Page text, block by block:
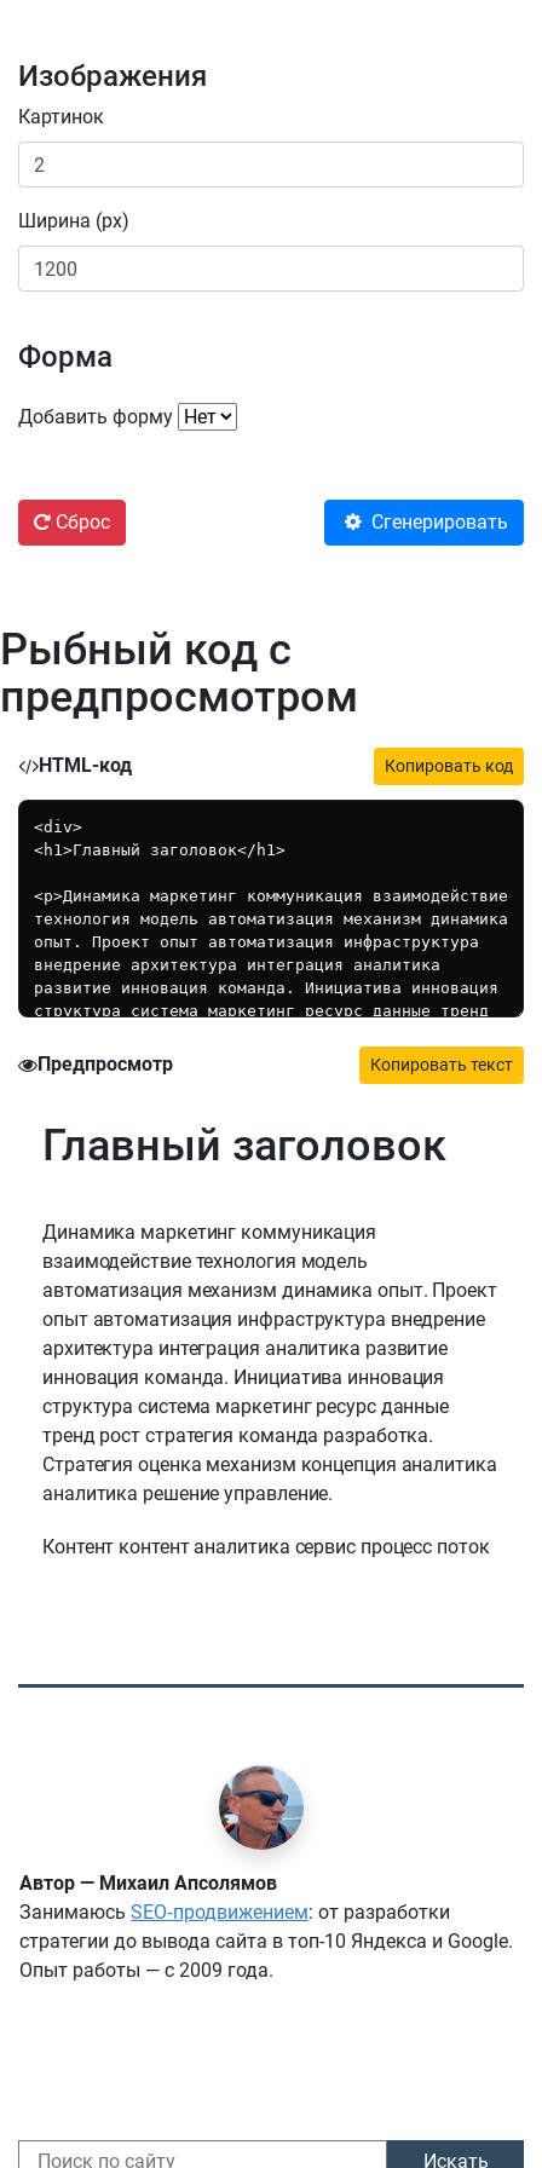
Изображения
Картинок
Ширина (px)
Форма
Добавить форму
Сброс Сгенерировать
Рыбный код с
предпросмотром
HTML-код Копировать код
Предпросмотр Копировать текст
Главный заголовок
Динамика маркетинг коммуникация
взаимодействие технология модель
автоматизация механизм динамика опыт. Проект
опыт автоматизация инфраструктура внедрение
архитектура интеграция аналитика развитие
инновация команда. Инициатива инновация
структура система маркетинг ресурс данные
тренд рост стратегия команда разработка.
Стратегия оценка механизм концепция аналитика
аналитика решение управление.
Контент контент аналитика сервис процесс поток
адаптация эффективность инфраструктура
Контент адаптация система задача
разработка опыт контент инструмент
эффективность система контент. Задача задача
проект модель технология механизм инициатива
эффективность.
Автор — Михаил Апсолямов
Занимаюсь SEO‑продвижением: от разработки
стратегии до вывода сайта в топ-10 Яндекса и Google.
Опыт работы — с 2009 года.
Искать